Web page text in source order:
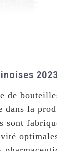
de
dans la
sont